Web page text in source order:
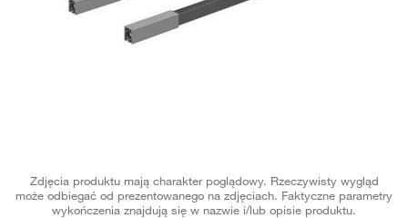
Zdjęcia produktu mają charakter poglądowy. Rzeczywisty wygląd
może odbiegać od prezentowanego na zdjęciach. Faktyczne parametry
wykończenia znajdują się w nazwie i/lub opisie produktu.